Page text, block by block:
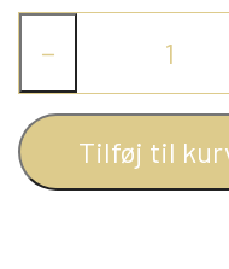
Kostfibre 10,6
−
Tilføj til